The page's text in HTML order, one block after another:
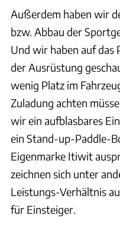
Außerdem haben wir
bzw. Abbau der
Und wir haben auf das
der Ausrüstung
wenig Platz im
Zuladung achten
wir ein aufblasbares
ein Stand-up-Paddle-
Eigenmarke Itiwit
zeichnen sich unter
Leistungs-Verhältnis
für Einsteiger.